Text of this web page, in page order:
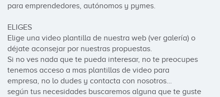
para emprendedores, autónomos y pymes.
ELIGES
Elige una video plantilla de nuestra web (ver galería) o
déjate aconsejar por nuestras propuestas.
Si no ves nada que te pueda interesar, no te preocupes
tenemos acceso a mas plantillas de video para
empresa, no lo dudes y contacta con nosotros…
según tus necesidades buscaremos alguna que te guste